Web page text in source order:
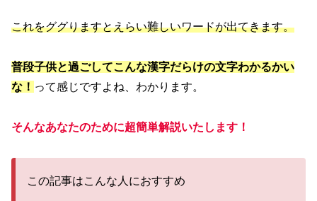
これをググりますとえらい難しいワードが出てきます。
普段子供と過ごしてこんな漢字だらけの文字わかるかい
な！ って感じですよね、わかります。
そんなあなたのために超簡単解説いたします！
この記事はこんな人におすすめ